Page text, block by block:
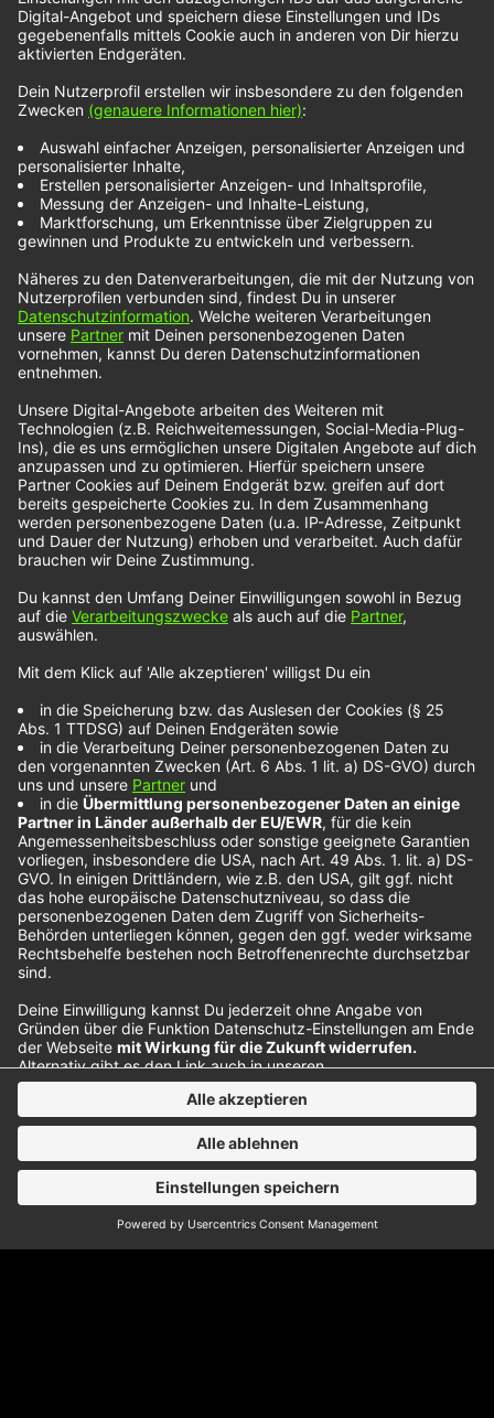
Nothing But Thieves setzen 2024 mit ihrer
Erfolgskurs fort. Der Song, der sich bereits jetzt
als einer der Top-Hits des Jahres abzeichnet,
unterstreicht einmal mehr die kreative
Beständigkeit der Band, trotz ihres dichten
Zeitplans weiterhin beeindruckende Musik zu
produzieren. 2023 war ein herausragendes Jahr
für Nothing…
Nothing But
Thieves im
Interview
Wir haben Conor Mason von Nothing But Thieves
im Backstage von Rock am Ring getroffen. Bei
einer schönen Aussicht haben wir unter anderem
darüber gesprochen, wie wichtig Offenheit und
Ehrlichkeit sind – vor allem in der Musik.
Kommunikation ist das A und O Das ist Conor
über die Jahre klar geworden. Deswegen spricht
er mit…